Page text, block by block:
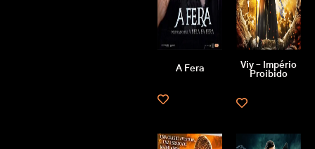
A Fera
Viy – Império
Proibido